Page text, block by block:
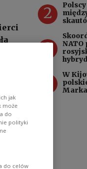
2
3
NATO
W
jak
może
do
polityki
do celów